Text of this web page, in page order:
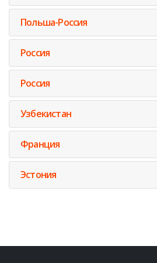
Польша-Россия
Россия
Россия
Узбекистан
Франция
Эстония